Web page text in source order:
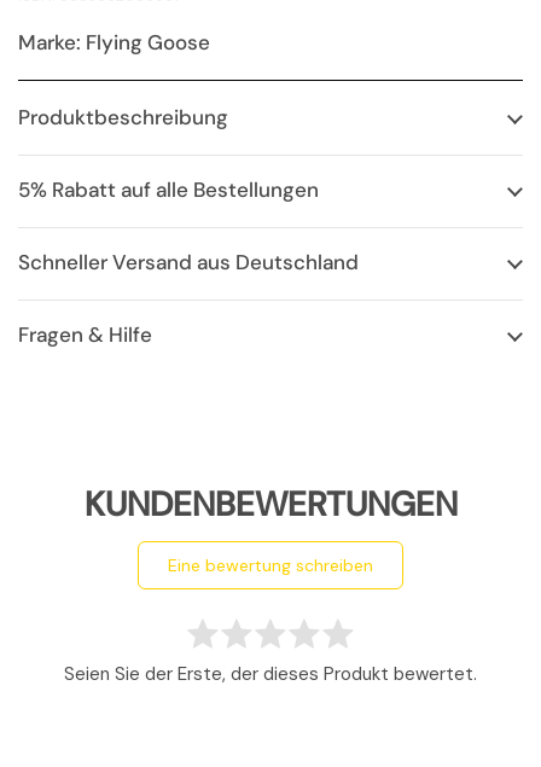
Marke: Flying Goose
Produktbeschreibung
5% Rabatt auf alle Bestellungen
Schneller Versand aus Deutschland
Fragen & Hilfe
KUNDENBEWERTUNGEN
eine bewertung schreiben
Seien Sie der Erste, der dieses Produkt bewertet.